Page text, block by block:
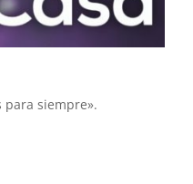
para siempre».